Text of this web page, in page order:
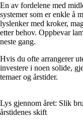
En av fordelene med
systemer som er enkle å
lyslenker med kroker,
etter behov. Oppbevar
neste gang.
Hvis du ofte arrangerer
investere i noen solide,
temaer og årstider.
Lys gjennom året: Slik
årstidenes skift